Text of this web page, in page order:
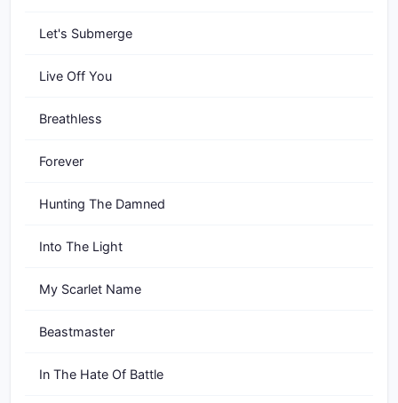
Let's Submerge
Live Off You
Breathless
Forever
Hunting The Damned
Into The Light
My Scarlet Name
Beastmaster
In The Hate Of Battle